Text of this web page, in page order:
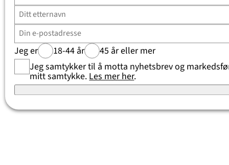
Jeg er 18-44 år
45 år eller mer
Jeg samtykker til å motta nyhetsbrev og
mitt samtykke.Les mer her.